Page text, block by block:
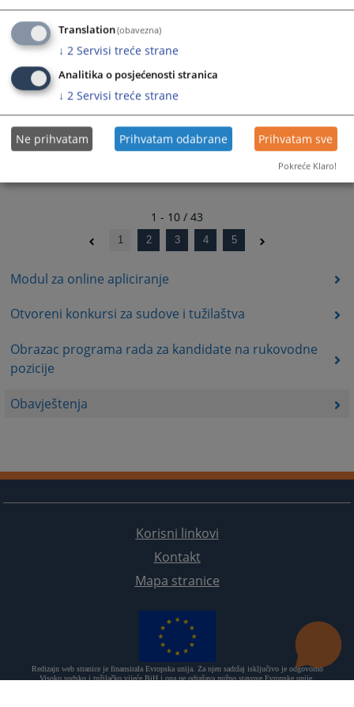
Modul za online apliciranje
Otvoreni konkursi za sudove i tužilaštva
Obrazac programa rada za kandidate na rukovodne
pozicije
Obavještenja
22.01.2026.
Obavještenje o objavi Konkursa za izbor kandidata koji će
biti nominovan za sudiju u Međunarodni krivični sud.
Informacija o ponavljanju konkursa
1 - 10 / 43
1 2 3 4 5
Korisni linkovi
Kontakt
Mapa stranice
Redizajn web stranice je finansirala Evropska unija. Za njen sadržaj isključivo je odgovorno
Visoko sudsko i tužilačko vijeće BiH i ona ne odražava nužno stavove Evropske unije.
Translation(obavezna)
↓ 2 Servisi treće strane
Analitika o posjećenosti stranica
↓ 2 Servisi treće strane
Ne prihvatam Prihvatam odabrane Prihvatam sve
Pokreće Klaro!